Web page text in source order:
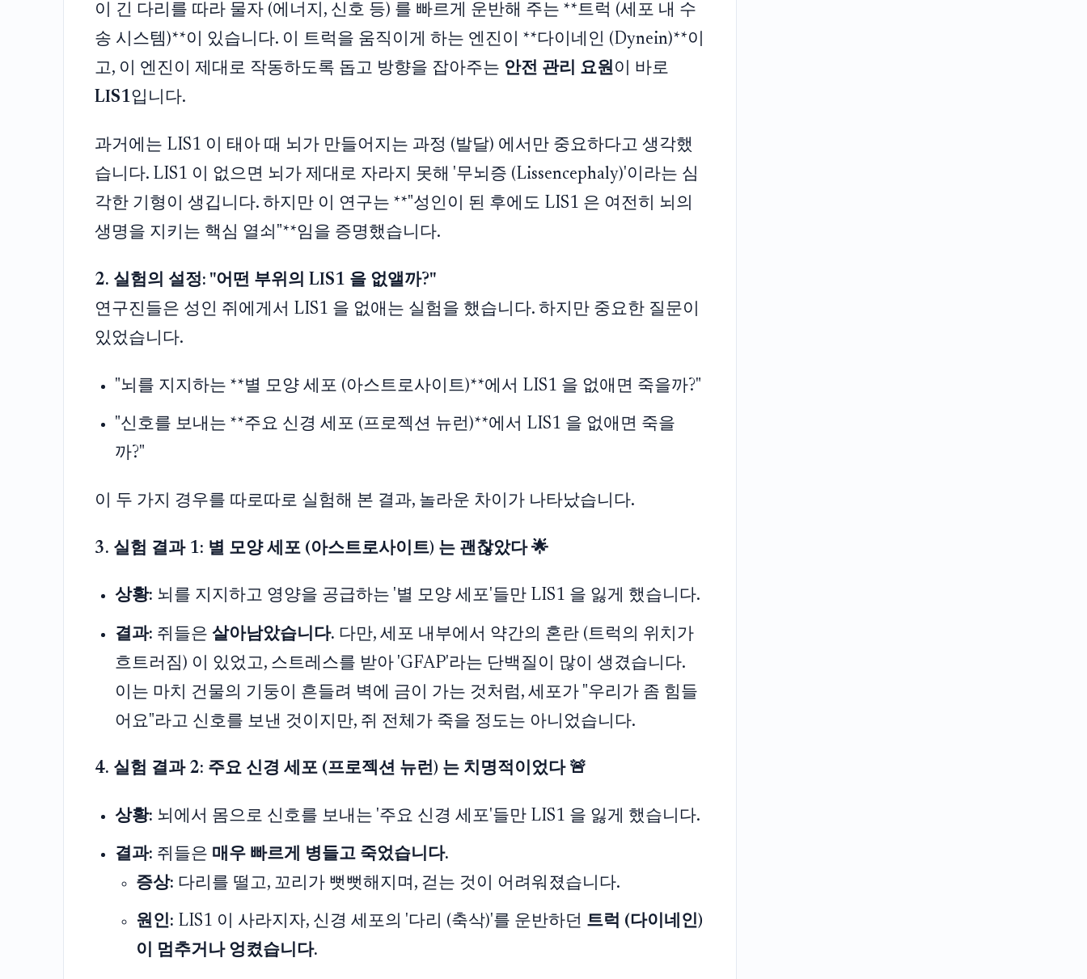
이 긴 다리를 따라 물자 (에너지, 신호 등) 를 빠르게 운반해 주는 **트럭 (세포 내 수
송 시스템)**이 있습니다. 이 트럭을 움직이게 하는 엔진이 **다이네인 (Dynein)**이
고, 이 엔진이 제대로 작동하도록 돕고 방향을 잡아주는 안전 관리 요원이 바로
LIS1입니다.
과거에는 LIS1 이 태아 때 뇌가 만들어지는 과정 (발달) 에서만 중요하다고 생각했
습니다. LIS1 이 없으면 뇌가 제대로 자라지 못해 '무뇌증 (Lissencephaly)'이라는 심
각한 기형이 생깁니다. 하지만 이 연구는 **"성인이 된 후에도 LIS1 은 여전히 뇌의
생명을 지키는 핵심 열쇠"**임을 증명했습니다.
2. 실험의 설정: "어떤 부위의 LIS1 을 없앨까?"
연구진들은 성인 쥐에게서 LIS1 을 없애는 실험을 했습니다. 하지만 중요한 질문이
있었습니다.
"뇌를 지지하는 **별 모양 세포 (아스트로사이트)**에서 LIS1 을 없애면 죽을까?"
"신호를 보내는 **주요 신경 세포 (프로젝션 뉴런)**에서 LIS1 을 없애면 죽을
까?"
이 두 가지 경우를 따로따로 실험해 본 결과, 놀라운 차이가 나타났습니다.
3. 실험 결과 1: 별 모양 세포 (아스트로사이트) 는 괜찮았다 🌟
상황: 뇌를 지지하고 영양을 공급하는 '별 모양 세포'들만 LIS1 을 잃게 했습니다.
결과: 쥐들은살아남았습니다. 다만, 세포 내부에서 약간의 혼란 (트럭의 위치가
흐트러짐) 이 있었고, 스트레스를 받아 'GFAP'라는 단백질이 많이 생겼습니다.
이는 마치 건물의 기둥이 흔들려 벽에 금이 가는 것처럼, 세포가 "우리가 좀 힘들
어요"라고 신호를 보낸 것이지만, 쥐 전체가 죽을 정도는 아니었습니다.
4. 실험 결과 2: 주요 신경 세포 (프로젝션 뉴런) 는 치명적이었다 🚨
상황: 뇌에서 몸으로 신호를 보내는 '주요 신경 세포'들만 LIS1 을 잃게 했습니다.
결과: 쥐들은 매우 빠르게 병들고 죽었습니다.
증상: 다리를 떨고, 꼬리가 뻣뻣해지며, 걷는 것이 어려워졌습니다.
원인: LIS1 이 사라지자, 신경 세포의 '다리 (축삭)'를 운반하던 트럭 (다이네인)
이 멈추거나 엉켰습니다.